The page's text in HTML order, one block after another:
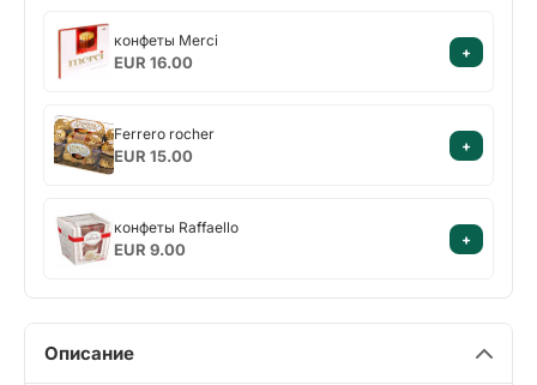
орехами
Cielaviņa
конфеты
Merci
конфеты Merci
EUR 16.00
+
Ferrero
rocher
Ferrero rocher
EUR 15.00
+
конфеты
Raffaello
конфеты Raffaello
EUR 9.00
+
Описание